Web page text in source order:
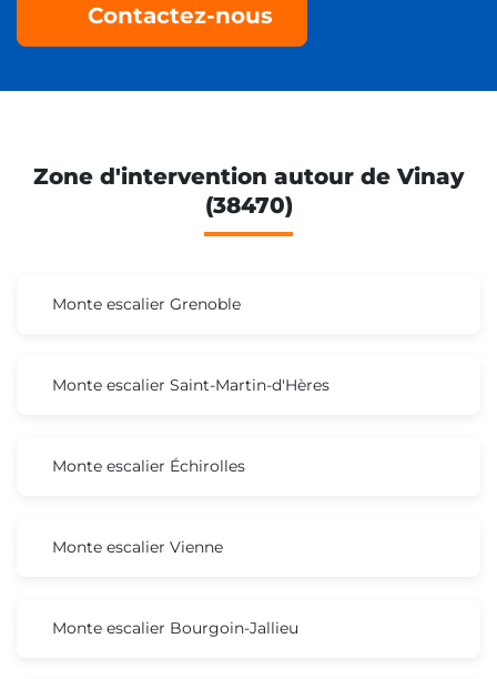
Contactez-nous
Zone d'intervention autour de Vinay
(38470)
Monte escalier Grenoble
Monte escalier Saint-Martin-d'Hères
Monte escalier Échirolles
Monte escalier Vienne
Monte escalier Bourgoin-Jallieu